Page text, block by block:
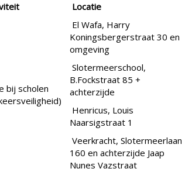
Locatie
bij scholen
El Wafa, Harry
Koningsbergerstraat 30 en
omgeving
Slotermeerschool,
B.Fockstraat 85 +
achterzijde
Henricus, Louis
Naarsigstraat 1
Veerkracht, Slotermeerlaan
160 en achterzijde Jaap
Nunes Vazstraat